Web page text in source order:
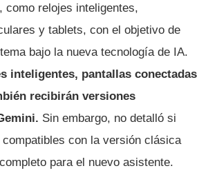
como relojes inteligentes,
y tablets, con el objetivo de
bajo la nueva tecnología de IA.
inteligentes, pantallas conectadas
recibirán versiones
Sin embargo, no detalló si
con la versión clásica
para el nuevo asistente.